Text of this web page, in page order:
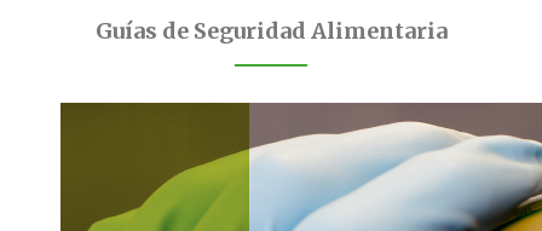
Guías de Seguridad Alimentaria